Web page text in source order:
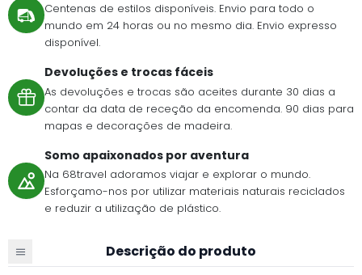
Centenas de estilos disponíveis. Envio para todo o
mundo em 24 horas ou no mesmo dia. Envio expresso
disponível.
Devoluções e trocas fáceis
As devoluções e trocas são aceites durante 30 dias a
contar da data de receção da encomenda. 90 dias para
mapas e decorações de madeira.
Somo apaixonados por aventura
Na 68travel adoramos viajar e explorar o mundo.
Esforçamo-nos por utilizar materiais naturais reciclados
e reduzir a utilização de plástico.
Descrição do produto